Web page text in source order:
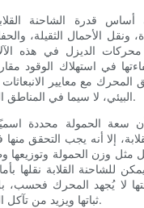
قدرة الشاحنة
ونقل الأحمال الثقيلة،
الديزل في هذه
في استهلاك الوقود
مع معايير الانبعاثات
البيئي، لا سيما في المناطق الحرجية الحساسة بيئيًا.
سعة الحمولة محددة
إلا أنه يجب التحقق
مثل وزن الحمولة وتوزيعها
للشاحنة القلابة نقلها
لا يُجهد المحرك فحسب،
ثباتها ويزيد من تآكل الجنازير ونظام التعليق.